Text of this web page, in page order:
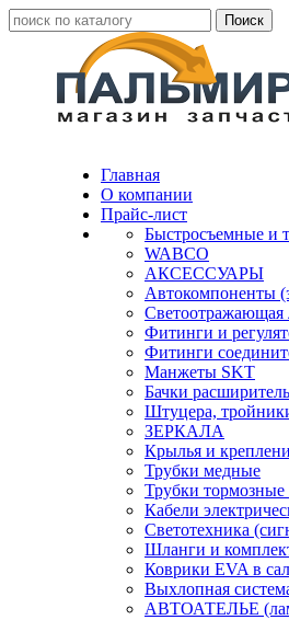
Главная
О компании
Прайс-лист
Быстросъемные и
WABCO
АКСЕССУАРЫ
Автокомпоненты
Светоотражающая
Фитинги и
Фитинги
Манжеты SKT
Бачки
Штуцера,
ЗЕРКАЛА
Крылья и
Трубки медные
Трубки
Кабели
Светотехника
Шланги и
Коврики EVA в
Выхлопная
АВТОАТЕЛЬЕ